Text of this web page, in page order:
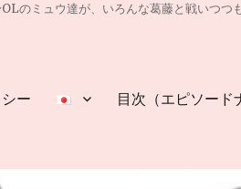
ミュウ達が、いろんな葛藤と戦いつつ
ー 目次（エピソード